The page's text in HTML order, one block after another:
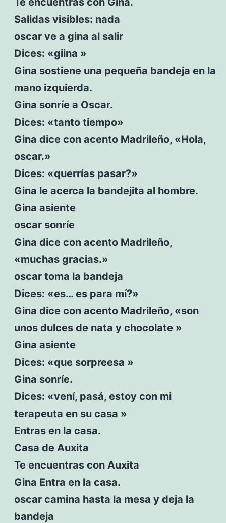
Salidas visibles: nada
oscar ve a gina al salir
Dices: «giina »
Gina sostiene una pequeña bandeja en la
mano izquierda.
Gina sonríe a Oscar.
Dices: «tanto tiempo»
Gina dice con acento Madrileño, «Hola,
oscar.»
Dices: «querrías pasar?»
Gina le acerca la bandejita al hombre.
Gina asiente
oscar sonríe
Gina dice con acento Madrileño,
«muchas gracias.»
oscar toma la bandeja
Dices: «es… es para mí?»
Gina dice con acento Madrileño, «son
unos dulces de nata y chocolate »
Gina asiente
Dices: «que sorpreesa »
Gina sonríe.
Dices: «vení, pasá, estoy con mi
terapeuta en su casa »
Entras en la casa.
Casa de Auxita
Te encuentras con Auxita
Gina Entra en la casa.
oscar camina hasta la mesa y deja la
bandeja